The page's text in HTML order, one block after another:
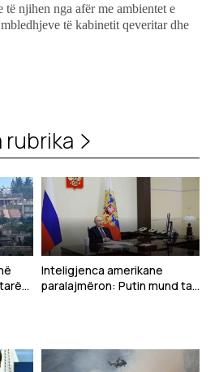
të njihen nga afër me ambientet e
të kabinetit qeveritar dhe
rubrika
Inteligjenca amerikane
paralajmëron: Putin mund ta